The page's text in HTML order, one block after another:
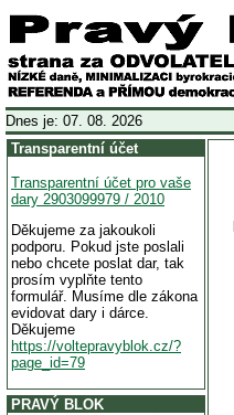
Dnes je: 07. 08. 2026
Transparentní účet
Transparentní účet pro vaše
dary 2903099979 / 2010
Děkujeme za jakoukoli
podporu. Pokud jste poslali
nebo chcete poslat dar, tak
prosím vyplňte tento
formulář. Musíme dle zákona
evidovat dary i dárce.
Děkujeme
https://voltepravyblok.cz/?
page_id=79
PRAVÝ BLOK